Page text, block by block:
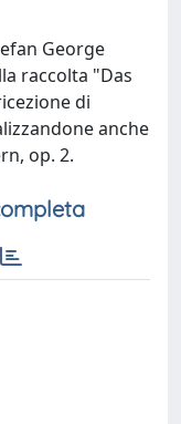
George
raccolta "Das
di
anche
op. 2.